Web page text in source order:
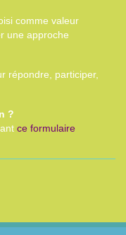
comme valeur
une approche
répondre, participer,
?
ce formulaire